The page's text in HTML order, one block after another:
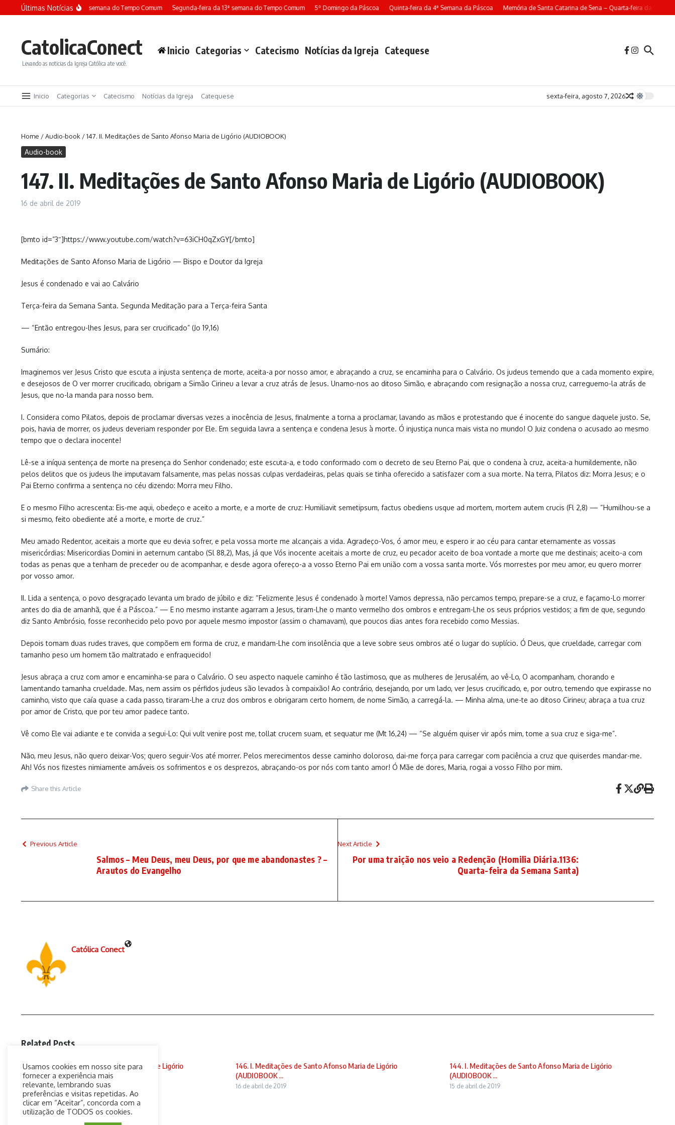
Ir para o conteúdo
Últimas Notícias
Terça-feira da 13ª semana do Tempo Comum Segunda-feira da 13ª semana do Tempo Comum 5º Domingo da Páscoa Quinta-feira da 4ª Semana da Páscoa Memória de Santa Catarina de Sena – Quarta-feira da 4ª
CatolicaConect
Levando as noticias da Igreja Católica ate você.
Inicio Categorias Catecismo Notícias da Igreja Catequese
Inicio Categorias Catecismo Notícias da Igreja Catequese sexta-feira, agosto 7, 2026
Home /Audio-book /147. II. Meditações de Santo Afonso Maria de Ligório (AUDIOBOOK)
Audio-book
147. II. Meditações de Santo Afonso Maria de Ligório (AUDIOBOOK)
16 de abril de 2019
[bmto id=”3″]https://www.youtube.com/watch?v=63iCH0qZxGY[/bmto]
Meditações de Santo Afonso Maria de Ligório — Bispo e Doutor da Igreja
Jesus é condenado e vai ao Calvário
Terça-feira da Semana Santa. Segunda Meditação para a Terça-feira Santa
— “Então entregou-lhes Jesus, para ser crucificado” (Jo 19,16)
Sumário:
Imaginemos ver Jesus Cristo que escuta a injusta sentença de morte, aceita-a por nosso amor, e abraçando a cruz, se encaminha para o Calvário. Os judeus temendo que a cada momento expire,
e desejosos de O ver morrer crucificado, obrigam a Simão Cirineu a levar a cruz atrás de Jesus. Unamo-nos ao ditoso Simão, e abraçando com resignação a nossa cruz, carreguemo-la atrás de
Jesus, que no-la manda para nosso bem.
I. Considera como Pilatos, depois de proclamar diversas vezes a inocência de Jesus, finalmente a torna a proclamar, lavando as mãos e protestando que é inocente do sangue daquele justo. Se,
pois, havia de morrer, os judeus deveriam responder por Ele. Em seguida lavra a sentença e condena Jesus à morte. Ó injustiça nunca mais vista no mundo! O Juiz condena o acusado ao mesmo
tempo que o declara inocente!
Lê-se a iníqua sentença de morte na presença do Senhor condenado; este escuta-a, e todo conformado com o decreto de seu Eterno Pai, que o condena à cruz, aceita-a humildemente, não
pelos delitos que os judeus lhe imputavam falsamente, mas pelas nossas culpas verdadeiras, pelas quais se tinha oferecido a satisfazer com a sua morte. Na terra, Pilatos diz: Morra Jesus; e o
Pai Eterno confirma a sentença no céu dizendo: Morra meu Filho.
E o mesmo Filho acrescenta: Eis-me aqui, obedeço e aceito a morte, e a morte de cruz: Humiliavit semetipsum, factus obediens usque ad mortem, mortem autem crucis (Fl 2,8) — “Humilhou-se a
si mesmo, feito obediente até a morte, e morte de cruz.”
Meu amado Redentor, aceitais a morte que eu devia sofrer, e pela vossa morte me alcançais a vida. Agradeço-Vos, ó amor meu, e espero ir ao céu para cantar eternamente as vossas
misericórdias: Misericordias Domini in aeternum cantabo (Sl 88,2), Mas, já que Vós inocente aceitais a morte de cruz, eu pecador aceito de boa vontade a morte que me destinais; aceito-a com
todas as penas que a tenham de preceder ou de acompanhar, e desde agora ofereço-a a vosso Eterno Pai em união com a vossa santa morte. Vós morrestes por meu amor, eu quero morrer
por vosso amor.
II. Lida a sentença, o povo desgraçado levanta um brado de júbilo e diz: “Felizmente Jesus é condenado à morte! Vamos depressa, não percamos tempo, prepare-se a cruz, e façamo-Lo morrer
antes do dia de amanhã, que é a Páscoa.” — E no mesmo instante agarram a Jesus, tiram-Lhe o manto vermelho dos ombros e entregam-Lhe os seus próprios vestidos; a fim de que, segundo
diz Santo Ambrósio, fosse reconhecido pelo povo por aquele mesmo impostor (assim o chamavam), que poucos dias antes fora recebido como Messias.
Depois tomam duas rudes traves, que compõem em forma de cruz, e mandam-Lhe com insolência que a leve sobre seus ombros até o lugar do suplício. Ó Deus, que crueldade, carregar com
tamanho peso um homem tão maltratado e enfraquecido!
Jesus abraça a cruz com amor e encaminha-se para o Calvário. O seu aspecto naquele caminho é tão lastimoso, que as mulheres de Jerusalém, ao vê-Lo, O acompanham, chorando e
lamentando tamanha crueldade. Mas, nem assim os pérfidos judeus são levados à compaixão! Ao contrário, desejando, por um lado, ver Jesus crucificado, e, por outro, temendo que expirasse no
caminho, visto que caía quase a cada passo, tiraram-Lhe a cruz dos ombros e obrigaram certo homem, de nome Simão, a carregá-la. — Minha alma, une-te ao ditoso Cirineu; abraça a tua cruz
por amor de Cristo, que por teu amor padece tanto.
Vê como Ele vai adiante e te convida a segui-Lo: Qui vult venire post me, tollat crucem suam, et sequatur me (Mt 16,24) — “Se alguém quiser vir após mim, tome a sua cruz e siga-me”.
Não, meu Jesus, não quero deixar-Vos; quero seguir-Vos até morrer. Pelos merecimentos desse caminho doloroso, dai-me força para carregar com paciência a cruz que quiserdes mandar-me.
Ah! Vós nos fizestes nimiamente amáveis os sofrimentos e os desprezos, abraçando-os por nós com tanto amor! Ó Mãe de dores, Maria, rogai a vosso Filho por mim.
Share this Article
Previous Article
Salmos – Meu Deus, meu Deus, por que me abandonastes ? –
Arautos do Evangelho
Next Article
Por uma traição nos veio a Redenção (Homilia Diária.1136:
Quarta-feira da Semana Santa)
Católica Conect
Related Posts
148. I. Meditações de Santo Afonso Maria de Ligório
(AUDIOBOOK ...
17 de abril de 2019
146. I. Meditações de Santo Afonso Maria de Ligório
(AUDIOBOOK ...
16 de abril de 2019
144. I. Meditações de Santo Afonso Maria de Ligório
(AUDIOBOOK ...
15 de abril de 2019
Usamos cookies em nosso site para
fornecer a experiência mais
relevante, lembrando suas
preferências e visitas repetidas. Ao
clicar em “Aceitar”, concorda com a
utilização de TODOS os cookies.